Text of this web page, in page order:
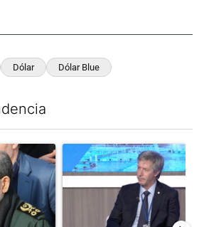
Dólar Dólar Blue
con el título "Irán nombró al ideólogo
Un artículo de tendencia